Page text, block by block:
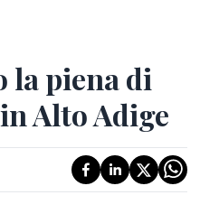
la piena di
Alto Adige